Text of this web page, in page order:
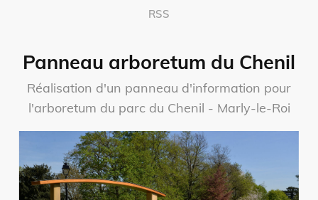
RSS
Panneau arboretum du Chenil
Réalisation d'un panneau d'information pour
l'arboretum du parc du Chenil - Marly-le-Roi